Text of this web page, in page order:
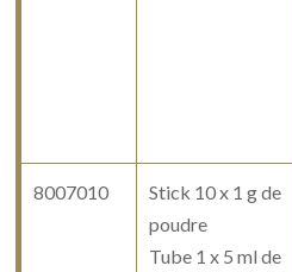
8007010
Stick 10 x 1 g de
poudre
Tube 1 x 5 ml de